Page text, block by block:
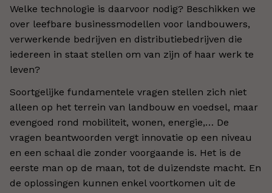
Welke technologie is daarvoor nodig? Beschikken we
over leefbare businessmodellen voor landbouwers,
verwerkende bedrijven en distributiebedrijven die
iedereen in staat stellen om van zijn of haar werk te
leven?
Soortgelijke fundamentele vragen stellen zich niet
alleen op het terrein van landbouw en voedsel, maar
evengoed rond mobiliteit, wonen, energie,… De
vragen beantwoorden vergt innovatie op een niveau
en een schaal die zonder voorgaande is. Het is de
eerste man op de maan, tot de duizendste macht. En
de oplossingen kunnen enkel voortkomen uit de